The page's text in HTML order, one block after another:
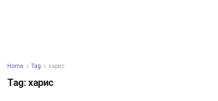
Home Tag харис
Tag: харис